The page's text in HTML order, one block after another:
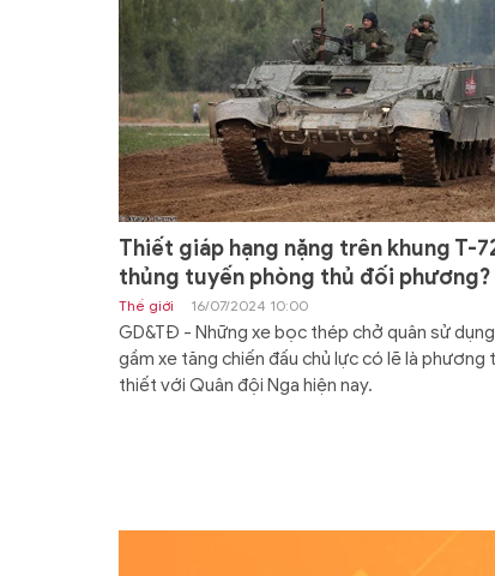
Thiết giáp hạng nặng trên khung T-
thủng tuyến phòng thủ đối phương?
Thế giới 16/07/2024 10:00
GD&TĐ - Những xe bọc thép chở quân sử
gầm xe tăng chiến đấu chủ lực có lẽ là phương
thiết với Quân đội Nga hiện nay.